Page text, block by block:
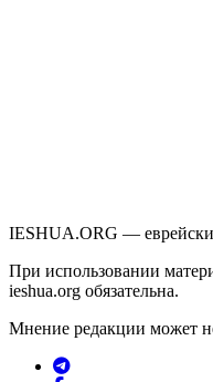
IESHUA.ORG —
При использовании
ieshua.org обязательна.
Мнение редакции может